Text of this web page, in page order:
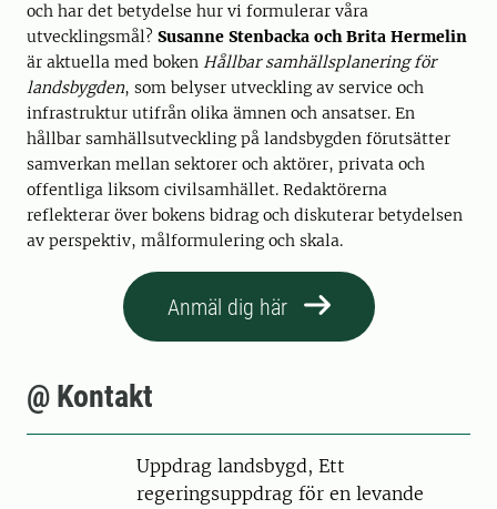
och har det betydelse hur vi formulerar våra
utvecklingsmål? Susanne Stenbacka och Brita Hermelin
är aktuella med boken Hållbar samhällsplanering för
landsbygden, som belyser utveckling av service och
infrastruktur utifrån olika ämnen och ansatser. En
hållbar samhällsutveckling på landsbygden förutsätter
samverkan mellan sektorer och aktörer, privata och
offentliga liksom civilsamhället. Redaktörerna
reflekterar över bokens bidrag och diskuterar betydelsen
av perspektiv, målformulering och skala.
Anmäl dig här
@ Kontakt
Uppdrag landsbygd, Ett
regeringsuppdrag för en levande